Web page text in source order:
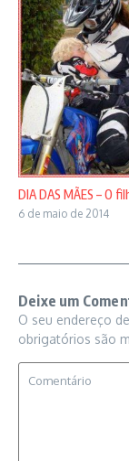
DIA DAS MÃES – O
6 de maio de 2014
Deixe um
O seu endereço
obrigatórios são